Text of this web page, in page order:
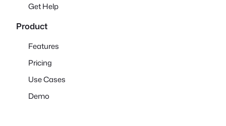
Get Help
Product
Features
Pricing
Use Cases
Demo